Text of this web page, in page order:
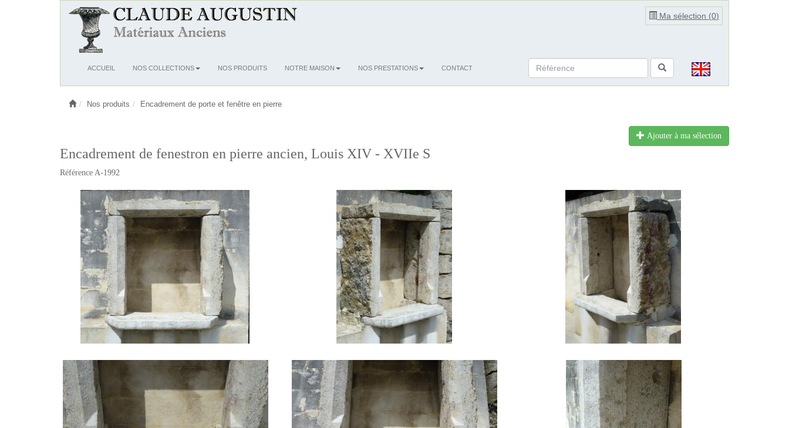
Ma sélection (0)
OuvrirACCUEIL NOS COLLECTIONS NOS PRODUITS NOTRE MAISON NOS PRESTATIONS CONTACT
Nos produits Encadrement de porte et fenêtre en pierre
Ajouter à ma sélection
Encadrement de fenestron en pierre ancien, Louis XIV - XVIIe S
Référence A-1992